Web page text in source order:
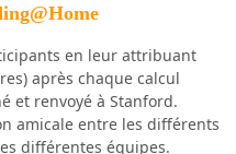
en leur attribuant
après chaque calcul
et renvoyé à Stanford.
amicale entre les différents
différentes équipes.